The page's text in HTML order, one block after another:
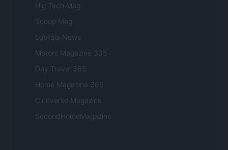
Hig Tech Mag
Scoop Mag
Lgbtqia News
Motors Magazine 365
Day Travel 365
Home Magazine 365
Cineverse Magazine
SecondHomeMagazine